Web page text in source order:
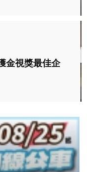
金視獎最佳企